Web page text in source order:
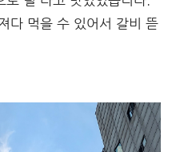
다 먹을 수 있어서 갈비 뜯